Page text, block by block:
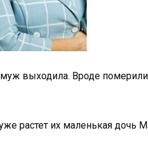
выходила. Вроде
растет их маленькая дочь